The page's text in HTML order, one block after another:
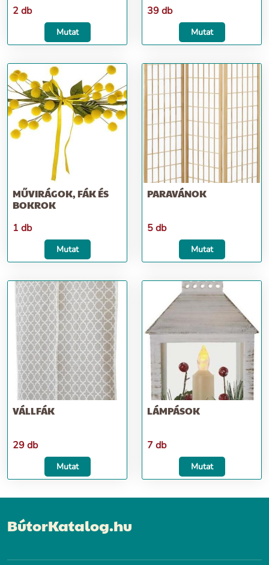
2 db
Mutat
39 db
Mutat
MŰVIRÁGOK, FÁK ÉS
BOKROK
1 db
Mutat
PARAVÁNOK
5 db
Mutat
VÁLLFÁK
29 db
Mutat
LÁMPÁSOK
7 db
Mutat
BútorKatalog.hu